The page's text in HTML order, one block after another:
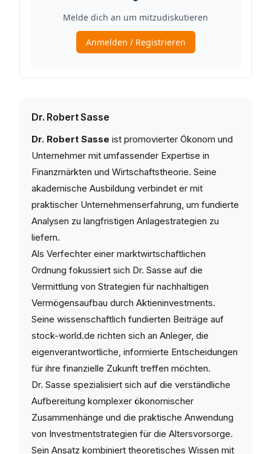
Dr. Robert Sasse
Dr. Robert Sasse ist promovierter Ökonom und
Unternehmer mit umfassender Expertise in
Finanzmärkten und Wirtschaftstheorie. Seine
akademische Ausbildung verbindet er mit
praktischer Unternehmenserfahrung, um fundierte
Analysen zu langfristigen Anlagestrategien zu
liefern.
Als Verfechter einer marktwirtschaftlichen
Ordnung fokussiert sich Dr. Sasse auf die
Vermittlung von Strategien für nachhaltigen
Vermögensaufbau durch Aktieninvestments.
Seine wissenschaftlich fundierten Beiträge auf
stock-world.de richten sich an Anleger, die
eigenverantwortliche, informierte Entscheidungen
für ihre finanzielle Zukunft treffen möchten.
Dr. Sasse spezialisiert sich auf die verständliche
Aufbereitung komplexer ökonomischer
Zusammenhänge und die praktische Anwendung
von Investmentstrategien für die Altersvorsorge.
Sein Ansatz kombiniert theoretisches Wissen mit